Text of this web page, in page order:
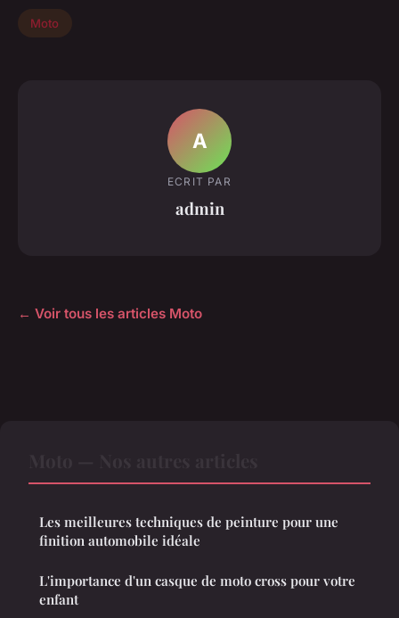
Moto
A
ECRIT PAR
admin
← Voir tous les articles Moto
Les meilleures techniques de peinture pour une
finition automobile idéale
L'importance d'un casque de moto cross pour votre
enfant